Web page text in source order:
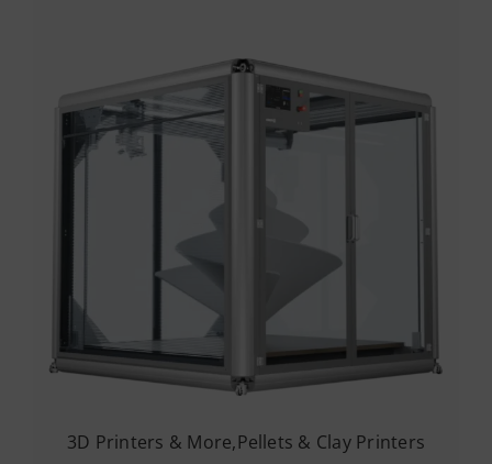
3D Printers & More,Pellets & Clay Printers